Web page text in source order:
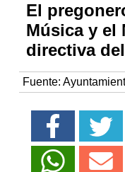
El
Música y el
directiva
Fuente: